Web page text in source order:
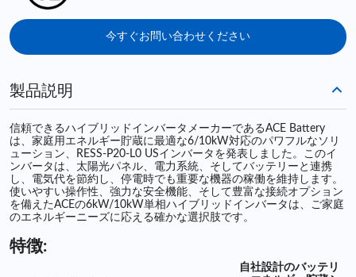
今すぐお問い合わせください
製品説明
信頼できるハイブリッドインバータメーカーであるACE Battery
は、家庭用エネルギー貯蔵に最適な6/10kW対応のパワフルなソリ
ューション、RESS-P20-L0 USインバータを発表しました。このイ
ンバータは、太陽光パネル、電力系統、そしてバッテリーと連携
し、電気代を節約し、停電時でも重要な機器の稼働を維持します。
使いやすい操作性、強力な安全機能、そして豊富な接続オプション
を備えたACEの6kW/10kW単相ハイブリッドインバータは、ご家庭
のエネルギーニーズに応える確かな選択肢です。
特徴:
自社設計のバッテリ